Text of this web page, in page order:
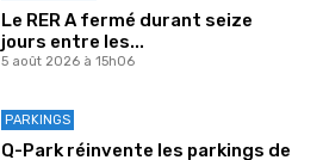
Le RER A fermé durant seize
jours entre les...
5 août 2026 à 15h06
PARKINGS
Q-Park réinvente les parkings de